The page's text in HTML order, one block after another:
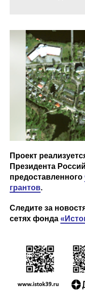
Проект
Президента
предоставленного
грантов.
Следите за
сетях фонда